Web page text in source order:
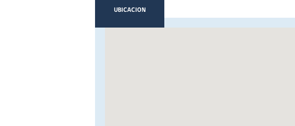
UBICACION